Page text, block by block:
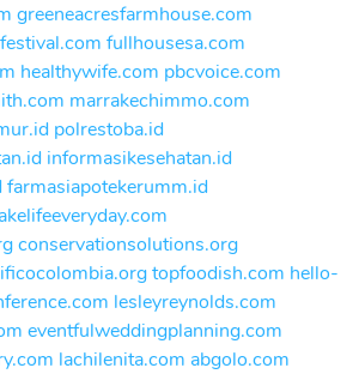
greeneacresfarmhouse.com
fullhousesa.com
healthywife.com pbcvoice.com
marrakechimmo.com
polrestoba.id
informasikesehatan.id
farmasiapotekerumm.id
conservationsolutions.org
topfoodish.com hello-
lesleyreynolds.com
eventfulweddingplanning.com
lachilenita.com abgolo.com